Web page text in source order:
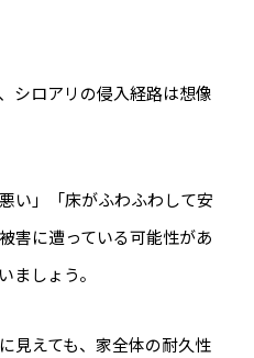
シロアリの侵入経路は想像
い」「床がふわふわして安
害に遭っている可能性があ
ましょう。
見えても、家全体の耐久性